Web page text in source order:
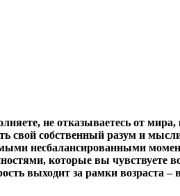
не отказываетесь от
свой собственный разум и
несбалансированными
которые вы чувствуете
выходит за рамки возраста –